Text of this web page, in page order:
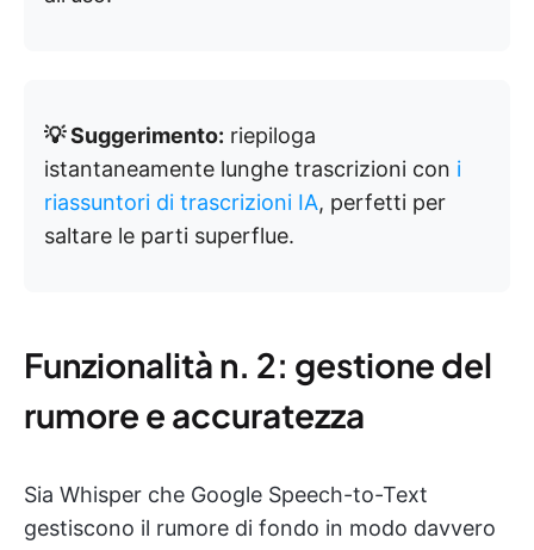
💡 Suggerimento: riepiloga
istantaneamente lunghe trascrizioni con i
riassuntori di trascrizioni IA, perfetti per
saltare le parti superflue.
Funzionalità n. 2: gestione del
rumore e accuratezza
Sia Whisper che Google Speech-to-Text
gestiscono il rumore di fondo in modo davvero